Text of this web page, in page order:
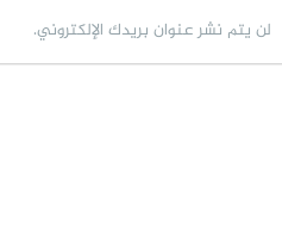
لن يتم نشر عنوان بريدك الإلكتروني.